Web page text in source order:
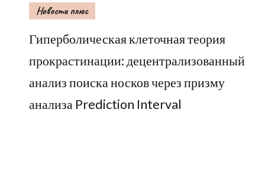
Новости плюс
Гиперболическая клеточная теория
прокрастинации: децентрализованный
анализ поиска носков через призму
анализа Prediction Interval